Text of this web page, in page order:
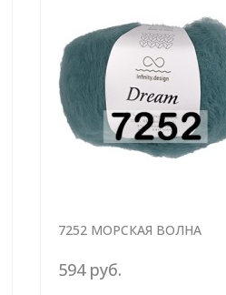
7252 МОРСКАЯ ВОЛНА
594 руб.